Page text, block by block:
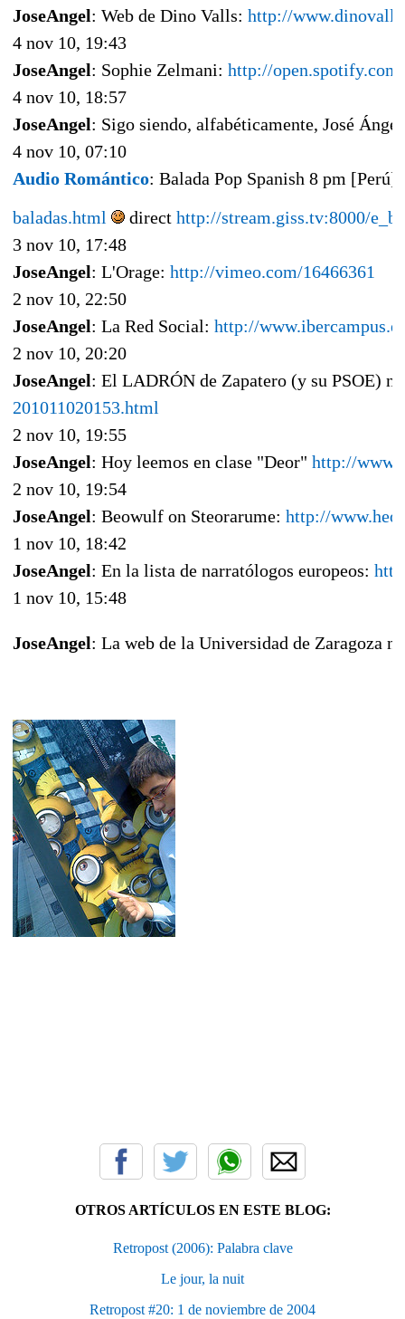
JoseAngel: Web de Dino Valls: http://
4 nov 10, 19:43
JoseAngel: Sophie Zelmani: http://
4 nov 10, 18:57
JoseAngel: Sigo siendo, alfabéticamente, José
4 nov 10, 07:10
Audio Romántico: Balada Pop Spanish 8 pm [Perú]
baladas.html
direct http://stream.giss.tv:8000/
3 nov 10, 17:48
JoseAngel: L'Orage: http://vimeo.com/16466361
2 nov 10, 22:50
JoseAngel: La Red Social: http://
2 nov 10, 20:20
JoseAngel: El LADRÓN de Zapatero (y su PSOE)
201011020153.html
2 nov 10, 19:55
JoseAngel: Hoy leemos en clase "Deor" http://
2 nov 10, 19:54
JoseAngel: Beowulf on Steorarume: http://
1 nov 10, 18:42
JoseAngel: En la lista de narratólogos europeos:
1 nov 10, 15:48
JoseAngel: La web de la Universidad de Zaragoza
OTROS ARTÍCULOS EN ESTE BLOG:
Retropost (2006): Palabra clave
Le jour, la nuit
Retropost #20: 1 de noviembre de 2004